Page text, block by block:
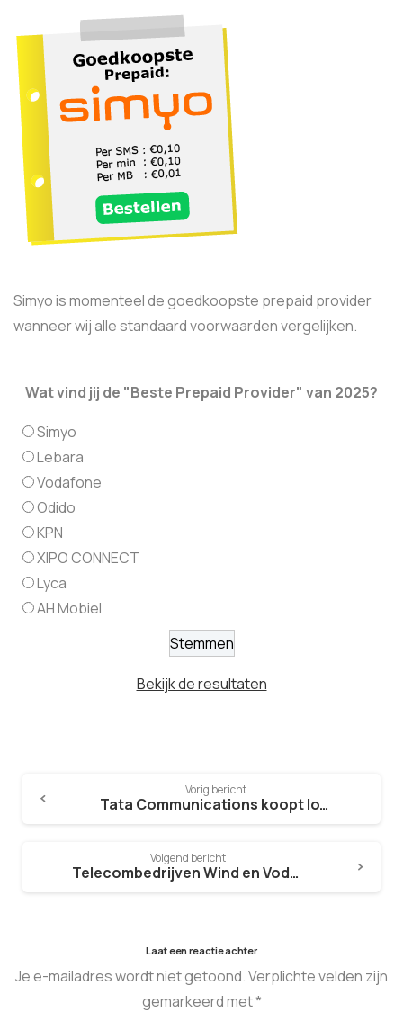
Simyo is momenteel de goedkoopste prepaid provider
wanneer wij alle standaard voorwaarden vergelijken.
Wat vind jij de "Beste Prepaid Provider" van 2025?
Simyo
Lebara
Vodafone
Odido
KPN
XIPO CONNECT
Lyca
AH Mobiel
Bekijk de resultaten
Vorig bericht
Tata Communications koopt IoT bedrijf Teleena!
Volgend bericht
Telecombedrijven Wind en Vodafone beboet
Laat een reactie achter
Je e-mailadres wordt niet getoond. Verplichte velden zijn
gemarkeerd met *